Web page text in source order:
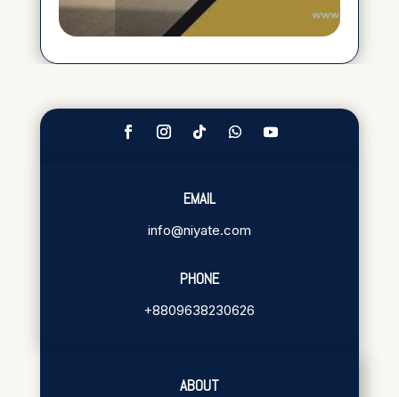
EMAIL
info@niyate.com
PHONE
+8809638230626
ABOUT